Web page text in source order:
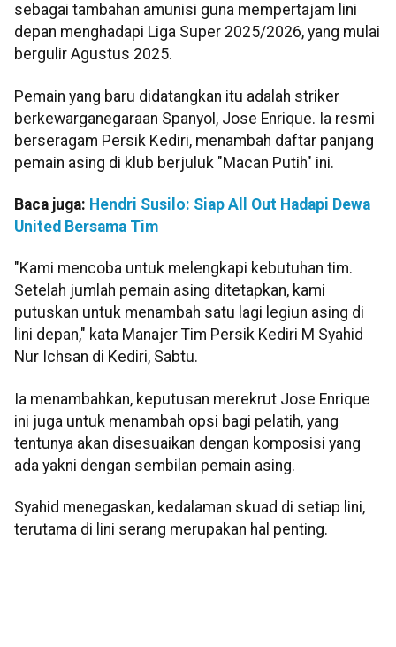
sebagai tambahan amunisi guna mempertajam lini
depan menghadapi Liga Super 2025/2026, yang mulai
bergulir Agustus 2025.
Pemain yang baru didatangkan itu adalah striker
berkewarganegaraan Spanyol, Jose Enrique. Ia resmi
berseragam Persik Kediri, menambah daftar panjang
pemain asing di klub berjuluk "Macan Putih" ini.
Baca juga: Hendri Susilo: Siap All Out Hadapi Dewa
United Bersama Tim
"Kami mencoba untuk melengkapi kebutuhan tim.
Setelah jumlah pemain asing ditetapkan, kami
putuskan untuk menambah satu lagi legiun asing di
lini depan," kata Manajer Tim Persik Kediri M Syahid
Nur Ichsan di Kediri, Sabtu.
Ia menambahkan, keputusan merekrut Jose Enrique
ini juga untuk menambah opsi bagi pelatih, yang
tentunya akan disesuaikan dengan komposisi yang
ada yakni dengan sembilan pemain asing.
Syahid menegaskan, kedalaman skuad di setiap lini,
terutama di lini serang merupakan hal penting.